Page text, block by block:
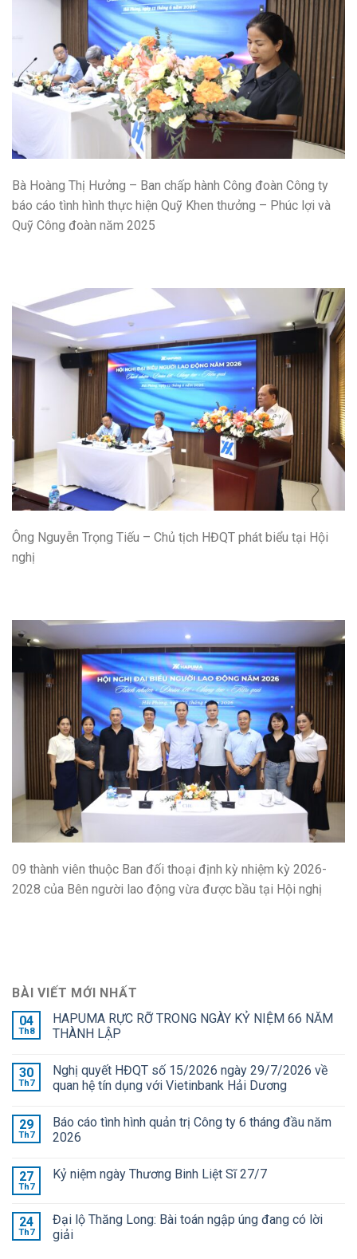
Bà Hoàng Thị Hưởng – Ban chấp hành Công đoàn Công ty
báo cáo tình hình thực hiện Quỹ Khen thưởng – Phúc lợi và
Quỹ Công đoàn năm 2025
Ông Nguyễn Trọng Tiếu – Chủ tịch HĐQT phát biểu tại Hội
nghị
09 thành viên thuộc Ban đối thoại định kỳ nhiệm kỳ 2026-
2028 của Bên người lao động vừa được bầu tại Hội nghị
BÀI VIẾT MỚI NHẤT
04
Th8
HAPUMA RỰC RỠ TRONG NGÀY KỶ NIỆM 66 NĂM
THÀNH LẬP
30
Th7
Nghị quyết HĐQT số 15/2026 ngày 29/7/2026 về
quan hệ tín dụng với Vietinbank Hải Dương
29
Th7
Báo cáo tình hình quản trị Công ty 6 tháng đầu năm
2026
27
Th7
Kỷ niệm ngày Thương Binh Liệt Sĩ 27/7
24
Th7
Đại lộ Thăng Long: Bài toán ngập úng đang có lời
giải